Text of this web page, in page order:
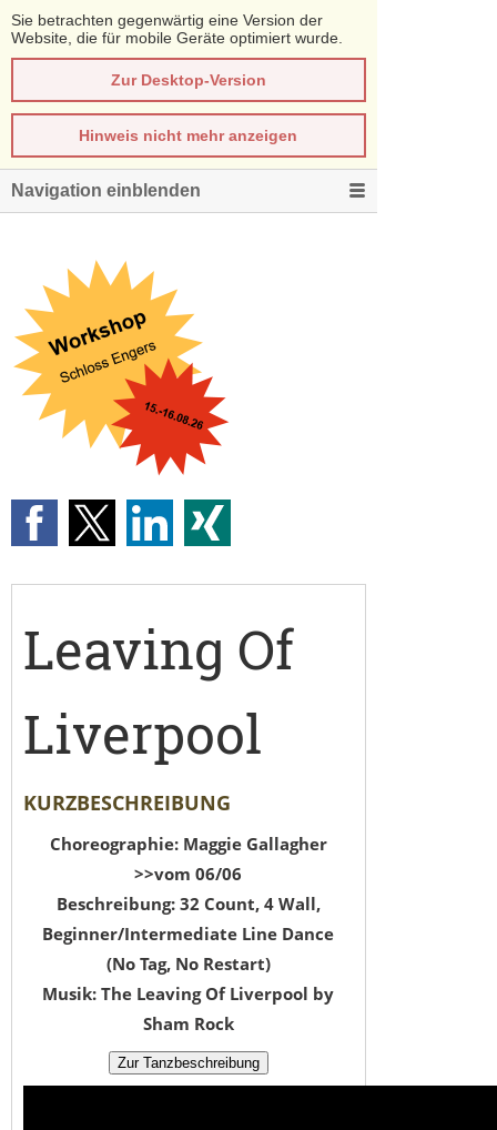
Sie betrachten gegenwärtig eine Version der
Website, die für mobile Geräte optimiert wurde.
Zur Desktop-Version
Hinweis nicht mehr anzeigen
Navigation einblenden
Leaving Of
Liverpool
KURZBESCHREIBUNG
Choreographie: Maggie Gallagher
>>vom 06/06
Beschreibung: 32 Count, 4 Wall,
Beginner/Intermediate Line Dance
(No Tag, No Restart)
Musik: The Leaving Of Liverpool by
Sham Rock